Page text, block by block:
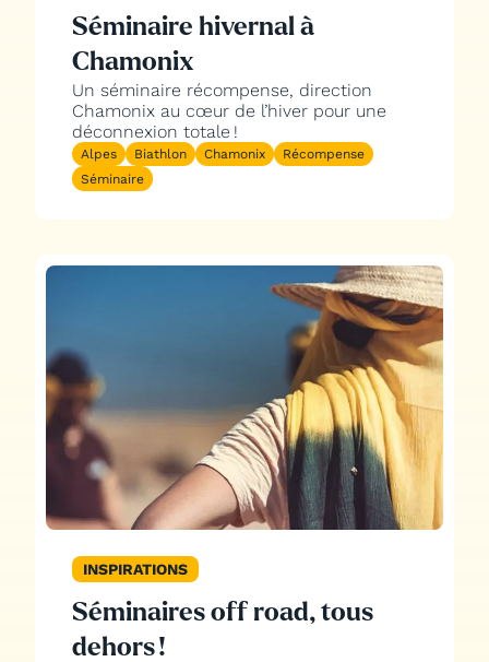
Séminaire hivernal à
Chamonix
Un séminaire récompense, direction
Chamonix au cœur de l’hiver pour une
déconnexion totale !
Alpes Biathlon Chamonix
Récompense
Séminaire
INSPIRATIONS
Séminaires off road, tous
dehors !